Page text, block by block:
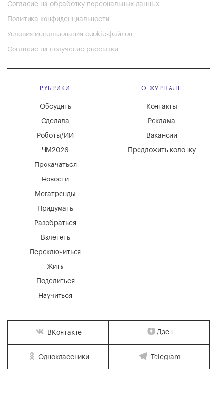
Согласие на обработку персональных данных
Политика конфиденциальности
Условия использования cookie-файлов
Согласие на получение рассылки
РУБРИКИ
Мегатренды
Придумать
Разобраться
Взлететь
Новости
Переключиться
Жить
Поделиться
Научиться
Обсудить
Сделала
Роботы/ИИ
ЧМ2026
Прокачаться
О ЖУРНАЛЕ
Вакансии
Реклама
Контакты
Предложить колонку
ВКонтакте Дзен
Одноклассники Telegram